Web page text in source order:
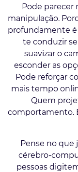
Pode parecer
manipulação.
profundamente
te conduzir
suavizar o
esconder as
Pode reforçar
mais tempo
Quem
comportamento.
Pense no que
cérebro-
pessoas